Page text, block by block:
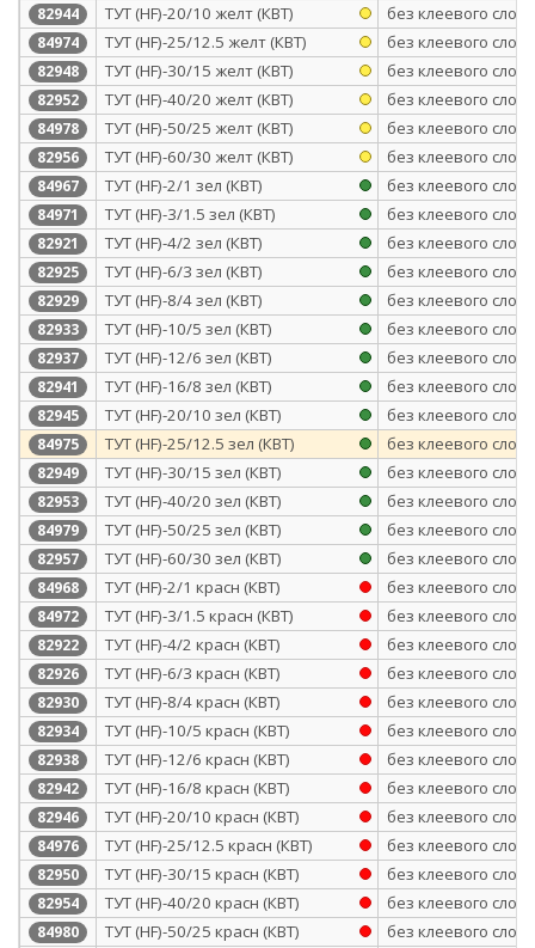
82944 ТУТ (HF)-20/10 желт (КВТ) без клеевого слоя
84974 ТУТ (HF)-25/12.5 желт (КВТ) без клеевого слоя
82948 ТУТ (HF)-30/15 желт (КВТ) без клеевого слоя
82952 ТУТ (HF)-40/20 желт (КВТ) без клеевого слоя
84978 ТУТ (HF)-50/25 желт (КВТ) без клеевого слоя
82956 ТУТ (HF)-60/30 желт (КВТ) без клеевого слоя
84967 ТУТ (HF)-2/1 зел (КВТ) без клеевого слоя
84971 ТУТ (HF)-3/1.5 зел (КВТ) без клеевого слоя
82921 ТУТ (HF)-4/2 зел (КВТ) без клеевого слоя
82925 ТУТ (HF)-6/3 зел (КВТ) без клеевого слоя
82929 ТУТ (HF)-8/4 зел (КВТ) без клеевого слоя
82933 ТУТ (HF)-10/5 зел (КВТ) без клеевого слоя
82937 ТУТ (HF)-12/6 зел (КВТ) без клеевого слоя
82941 ТУТ (HF)-16/8 зел (КВТ) без клеевого слоя
82945 ТУТ (HF)-20/10 зел (КВТ) без клеевого слоя
84975 ТУТ (HF)-25/12.5 зел (КВТ) без клеевого слоя
82949 ТУТ (HF)-30/15 зел (КВТ) без клеевого слоя
82953 ТУТ (HF)-40/20 зел (КВТ) без клеевого слоя
84979 ТУТ (HF)-50/25 зел (КВТ) без клеевого слоя
82957 ТУТ (HF)-60/30 зел (КВТ) без клеевого слоя
84968 ТУТ (HF)-2/1 красн (КВТ) без клеевого слоя
84972 ТУТ (HF)-3/1.5 красн (КВТ) без клеевого слоя
82922 ТУТ (HF)-4/2 красн (КВТ) без клеевого слоя
82926 ТУТ (HF)-6/3 красн (КВТ) без клеевого слоя
82930 ТУТ (HF)-8/4 красн (КВТ) без клеевого слоя
82934 ТУТ (HF)-10/5 красн (КВТ) без клеевого слоя
82938 ТУТ (HF)-12/6 красн (КВТ) без клеевого слоя
82942 ТУТ (HF)-16/8 красн (КВТ) без клеевого слоя
82946 ТУТ (HF)-20/10 красн (КВТ) без клеевого слоя
84976 ТУТ (HF)-25/12.5 красн (КВТ) без клеевого слоя
82950 ТУТ (HF)-30/15 красн (КВТ) без клеевого слоя
82954 ТУТ (HF)-40/20 красн (КВТ) без клеевого слоя
84980 ТУТ (HF)-50/25 красн (КВТ) без клеевого слоя